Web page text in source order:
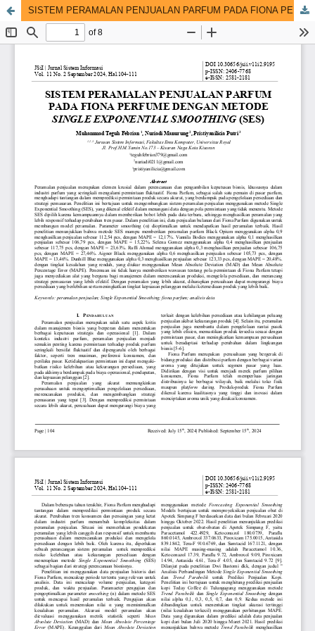
SISTEM PERAMALAN PENJUALAN PARFUM PADA FIONA PERFUME DENGAN METODE SINGLE EXPONENTIAL SMOOTHING (SES)